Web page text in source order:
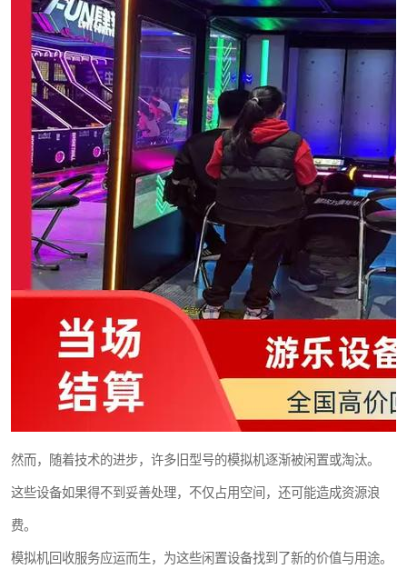
然而，随着技术的进步，许多旧型号的模拟机逐渐被闲置或淘汰。
这些设备如果得不到妥善处理，不仅占用空间，还可能造成资源浪
费。
模拟机回收服务应运而生，为这些闲置设备找到了新的价值与用途。